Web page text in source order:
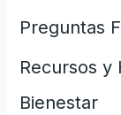
Preguntas
Recursos y
Bienestar